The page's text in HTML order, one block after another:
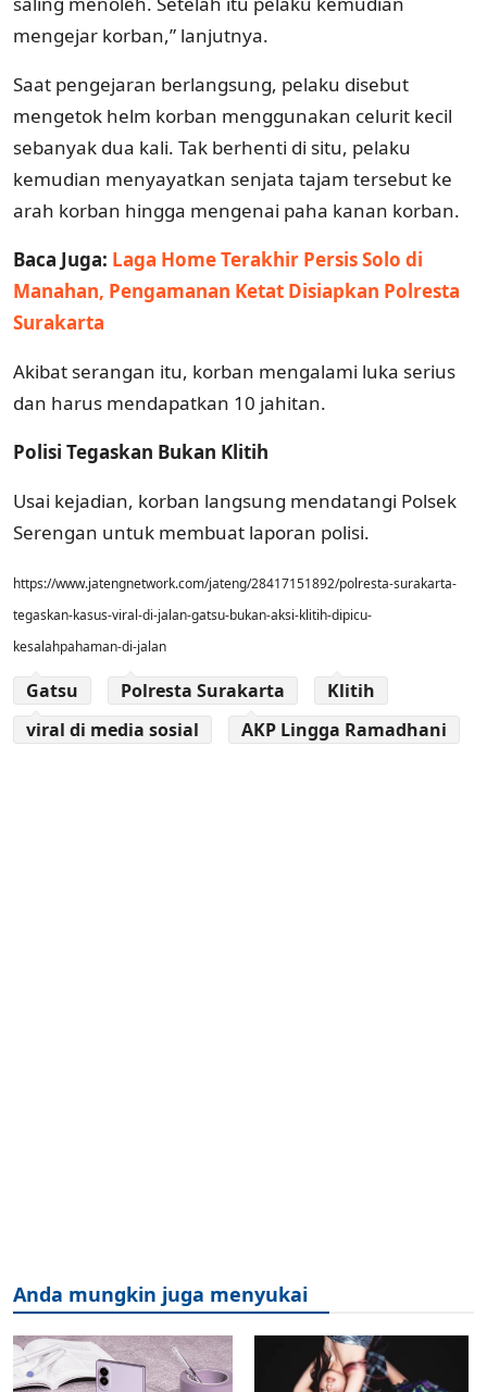
mengejar korban,” lanjutnya.
Saat pengejaran berlangsung, pelaku disebut
mengetok helm korban menggunakan celurit kecil
sebanyak dua kali. Tak berhenti di situ, pelaku
kemudian menyayatkan senjata tajam tersebut ke
arah korban hingga mengenai paha kanan korban.
Baca Juga: Laga Home Terakhir Persis Solo di
Manahan, Pengamanan Ketat Disiapkan Polresta
Surakarta
Akibat serangan itu, korban mengalami luka serius
dan harus mendapatkan 10 jahitan.
Polisi Tegaskan Bukan Klitih
Usai kejadian, korban langsung mendatangi Polsek
Serengan untuk membuat laporan polisi.
https://www.jatengnetwork.com/jateng/28417151892/polresta-surakarta-
tegaskan-kasus-viral-di-jalan-gatsu-bukan-aksi-klitih-dipicu-
kesalahpahaman-di-jalan
Gatsu Polresta Surakarta
Klitih
viral di media sosial
AKP Lingga Ramadhani
Anda mungkin juga menyukai